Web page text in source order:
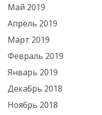
Май 2019
Апрель 2019
Март 2019
Февраль 2019
Январь 2019
Декабрь 2018
Ноябрь 2018